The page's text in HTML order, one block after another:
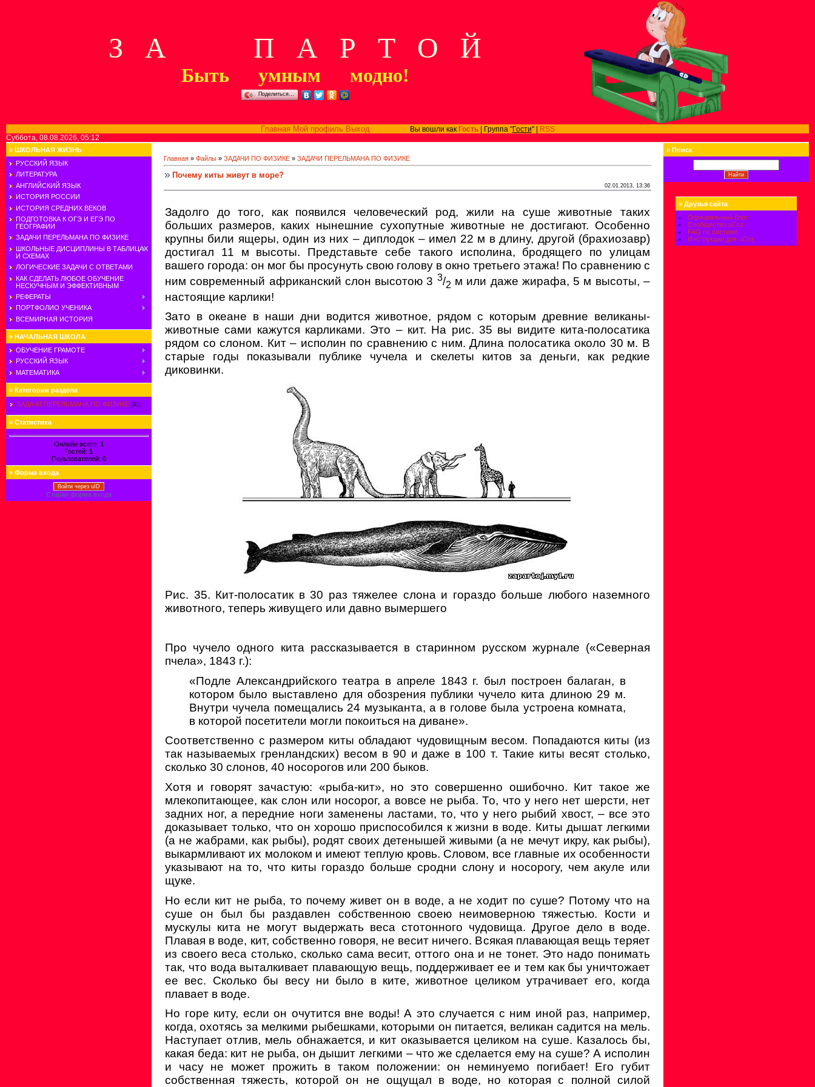
З А П А Р Т О Й
Быть умным модно!
Поделиться…
Главная Мой профиль ВыходВы вошли как Гость| Группа "Гости" |
RSS
Суббота, 08.08.2026, 05:12
» ШКОЛЬНАЯ ЖИЗНЬ
РУССКИЙ ЯЗЫК
ЛИТЕРАТУРА
АНГЛИЙСКИЙ ЯЗЫК
ИСТОРИЯ РОССИИ
ИСТОРИЯ СРЕДНИХ ВЕКОВ
ПОДГОТОВКА К ОГЭ И ЕГЭ ПО
ГЕОГРАФИИ
ЗАДАЧИ ПЕРЕЛЬМАНА ПО ФИЗИКЕ
ШКОЛЬНЫЕ ДИСЦИПЛИНЫ В ТАБЛИЦАХ
И СХЕМАХ
ЛОГИЧЕСКИЕ ЗАДАЧИ С ОТВЕТАМИ
КАК СДЕЛАТЬ ЛЮБОЕ ОБУЧЕНИЕ
НЕСКУЧНЫМ И ЭФФЕКТИВНЫМ
РЕФЕРАТЫ
ПОРТФОЛИО УЧЕНИКА
ВСЕМИРНАЯ ИСТОРИЯ
» НАЧАЛЬНАЯ ШКОЛА
ОБУЧЕНИЕ ГРАМОТЕ
РУССКИЙ ЯЗЫК
МАТЕМАТИКА
» Категории раздела
ЗАДАЧИ ПЕРЕЛЬМАНА ПО ФИЗИКЕ [81]
» Статистика
Онлайн всего: 1
Гостей: 1
Пользователей: 0
» Форма входа
Войти через uID
Старая форма входа
Главная » Файлы » ЗАДАЧИ ПО ФИЗИКЕ » ЗАДАЧИ ПЕРЕЛЬМАНА ПО ФИЗИКЕ
Почему киты живут в море?
02.01.2013, 13:36
Задолго до того, как появился человеческий род, жили на суше животные таких
больших размеров, каких нынешние сухопутные животные не достигают. Особенно
крупны били ящеры, один из них – диплодок – имел 22 м в длину, другой (брахиозавр)
достигал 11 м высоты. Представьте себе такого исполина, бродящего по улицам
вашего города: он мог бы просунуть свою голову в окно третьего этажа! По сравнению с
ним современный африканский слон высотою 3 3/2 м или даже жирафа, 5 м высоты, –
настоящие карлики!
Зато в океане в наши дни водится животное, рядом с которым древние великаны-
животные сами кажутся карликами. Это – кит. На рис. 35 вы видите кита-полосатика
рядом со слоном. Кит – исполин по сравнению с ним. Длина полосатика около 30 м. В
старые годы показывали публике чучела и скелеты китов за деньги, как редкие
диковинки.
Рис. 35. Кит-полосатик в 30 раз тяжелее слона и гораздо больше любого наземного
животного, теперь живущего или давно вымершего
Про чучело одного кита рассказывается в старинном русском журнале («Северная
пчела», 1843 г.):
«Подле Александрийского театра в апреле 1843 г. был построен балаган, в
котором было выставлено для обозрения публики чучело кита длиною 29 м.
Внутри чучела помещались 24 музыканта, а в голове была устроена комната,
в которой посетители могли покоиться на диване».
Соответственно с размером киты обладают чудовищным весом. Попадаются киты (из
так называемых гренландских) весом в 90 и даже в 100 т. Такие киты весят столько,
сколько 30 слонов, 40 носорогов или 200 быков.
Хотя и говорят зачастую: «рыба-кит», но это совершенно ошибочно. Кит такое же
млекопитающее, как слон или носорог, а вовсе не рыба. То, что у него нет шерсти, нет
задних ног, а передние ноги заменены ластами, то, что у него рыбий хвост, – все это
доказывает только, что он хорошо приспособился к жизни в воде. Киты дышат легкими
(а не жабрами, как рыбы), родят своих детенышей живыми (а не мечут икру, как рыбы),
выкармливают их молоком и имеют теплую кровь. Словом, все главные их особенности
указывают на то, что киты гораздо больше сродни слону и носорогу, чем акуле или
щуке.
Но если кит не рыба, то почему живет он в воде, а не ходит по суше? Потому что на
суше он был бы раздавлен собственною своею неимоверною тяжестью. Кости и
мускулы кита не могут выдержать веса стотонного чудовища. Другое дело в воде.
Плавая в воде, кит, собственно говоря, не весит ничего. Всякая плавающая вещь теряет
из своего веса столько, сколько сама весит, оттого она и не тонет. Это надо понимать
так, что вода выталкивает плавающую вещь, поддерживает ее и тем как бы уничтожает
ее вес. Сколько бы весу ни было в ките, животное целиком утрачивает его, когда
плавает в воде.
Но горе киту, если он очутится вне воды! А это случается с ним иной раз, например,
когда, охотясь за мелкими рыбешками, которыми он питается, великан садится на мель.
Наступает отлив, мель обнажается, и кит оказывается целиком на суше. Казалось бы,
какая беда: кит не рыба, он дышит легкими – что же сделается ему на суше? А исполин
и часу не может прожить в таком положении: он неминуемо погибает! Его губит
собственная тяжесть, которой он не ощущал в воде, но которая с полной силой
» Поиск
» Друзья сайта
Официальный блог
Сообщество uCoz
FAQ по системе
Инструкции для uCoz